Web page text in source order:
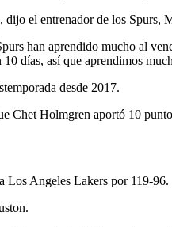
dijo el entrenador de los Spurs,
han aprendido mucho al
días, así que aprendimos
desde 2017.
Chet Holmgren aportó 10
Los Angeles Lakers por 119-96.